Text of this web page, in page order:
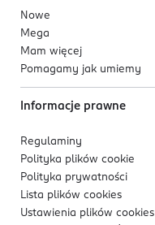
Nowe
Mega
Mam więcej
Pomagamy jak umiemy
Informacje prawne
Regulaminy
Polityka plików cookie
Polityka prywatności
Lista plików cookies
Ustawienia plików cookies